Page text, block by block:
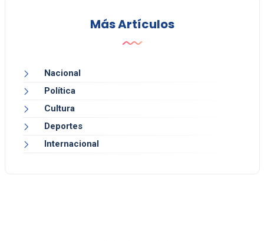
Más Artículos
Nacional
Política
Cultura
Deportes
Internacional